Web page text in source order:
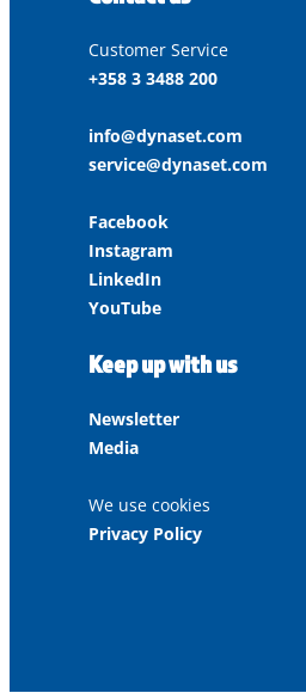
Customer Service
+358 3 3488 200
info@dynaset.com
service@dynaset.com
Facebook
Instagram
LinkedIn
YouTube
Keep up with us
Newsletter
Media
We use cookies
Privacy Policy